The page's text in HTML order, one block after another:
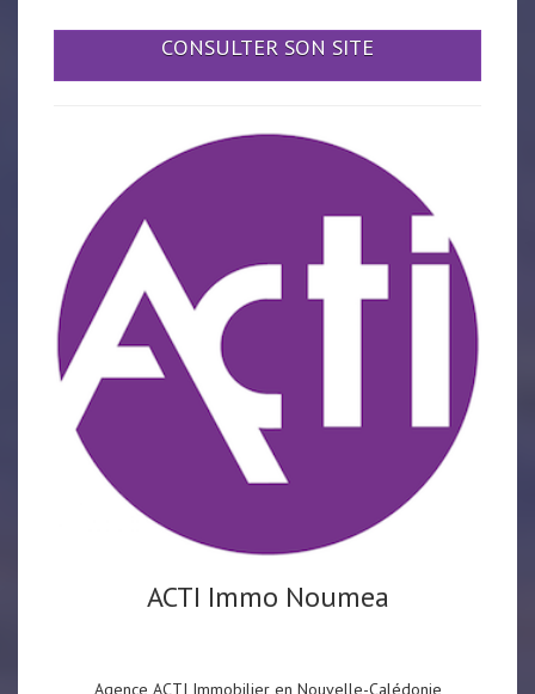
CONSULTER SON SITE
ACTI Immo Noumea
Agence ACTI Immobilier en Nouvelle-Calédonie